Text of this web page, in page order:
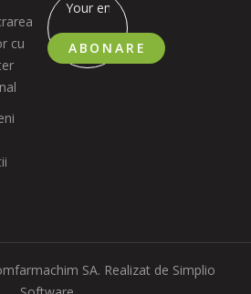
cu
ABONARE
SA. Realizat de Simplio